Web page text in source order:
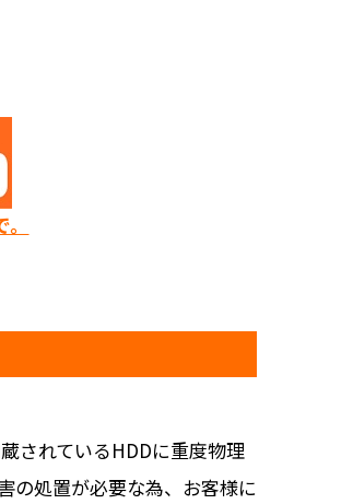
されているHDDに重度物理
の処置が必要な為、お客様に